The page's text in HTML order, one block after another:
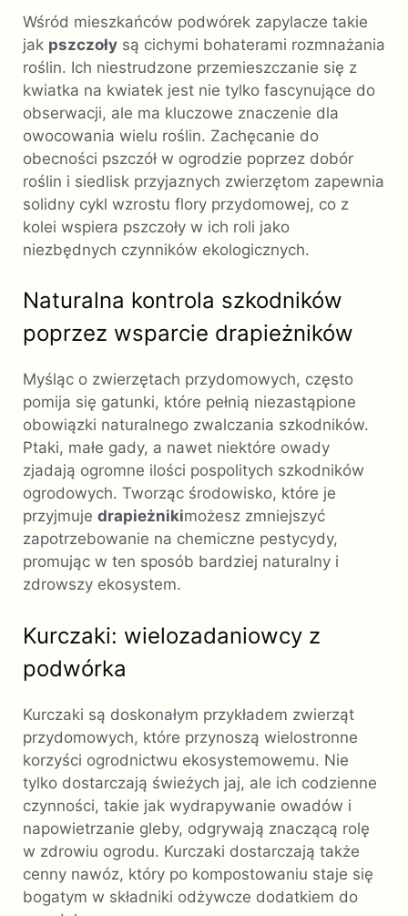
Wśród mieszkańców podwórek zapylacze takie
jak pszczoły są cichymi bohaterami rozmnażania
roślin. Ich niestrudzone przemieszczanie się z
kwiatka na kwiatek jest nie tylko fascynujące do
obserwacji, ale ma kluczowe znaczenie dla
owocowania wielu roślin. Zachęcanie do
obecności pszczół w ogrodzie poprzez dobór
roślin i siedlisk przyjaznych zwierzętom zapewnia
solidny cykl wzrostu flory przydomowej, co z
kolei wspiera pszczoły w ich roli jako
niezbędnych czynników ekologicznych.
Naturalna kontrola szkodników
poprzez wsparcie drapieżników
Myśląc o zwierzętach przydomowych, często
pomija się gatunki, które pełnią niezastąpione
obowiązki naturalnego zwalczania szkodników.
Ptaki, małe gady, a nawet niektóre owady
zjadają ogromne ilości pospolitych szkodników
ogrodowych. Tworząc środowisko, które je
przyjmuje drapieżnikimożesz zmniejszyć
zapotrzebowanie na chemiczne pestycydy,
promując w ten sposób bardziej naturalny i
zdrowszy ekosystem.
Kurczaki: wielozadaniowcy z
podwórka
Kurczaki są doskonałym przykładem zwierząt
przydomowych, które przynoszą wielostronne
korzyści ogrodnictwu ekosystemowemu. Nie
tylko dostarczają świeżych jaj, ale ich codzienne
czynności, takie jak wydrapywanie owadów i
napowietrzanie gleby, odgrywają znaczącą rolę
w zdrowiu ogrodu. Kurczaki dostarczają także
cenny nawóz, który po kompostowaniu staje się
bogatym w składniki odżywcze dodatkiem do